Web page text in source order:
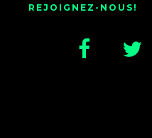
REJOIGNEZ-NOUS!